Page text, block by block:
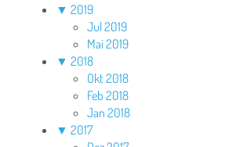
▼ 2019
Jul 2019
Mai 2019
▼ 2018
Okt 2018
Feb 2018
Jan 2018
▼ 2017